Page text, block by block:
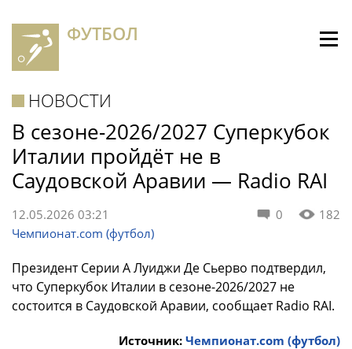
ФУТБОЛ
НОВОСТИ
В сезоне-2026/2027 Суперкубок
Италии пройдёт не в
Саудовской Аравии — Radio RAI
0 182
12.05.2026 03:21
Чемпионат.com (футбол)
Президент Серии А Луиджи Де Сьерво подтвердил,
что Суперкубок Италии в сезоне-2026/2027 не
состоится в Саудовской Аравии, сообщает Radio RAI.
Источник: Чемпионат.com (футбол)